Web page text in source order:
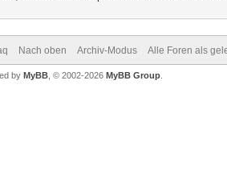
Nach oben Archiv-Modus Alle Foren als
by MyBB, © 2002-2026 MyBB Group.